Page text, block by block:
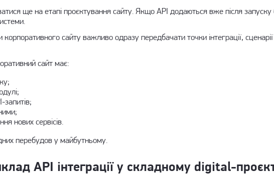
ще на етапі проєктування сайту. Якщо API додаються вже після
корпоративного сайтуважливо одразу передбачати точки інтеграції,
сайт має:
запитів;
нових сервісів.
перебудов у майбутньому.
API інтеграції у складному digital-